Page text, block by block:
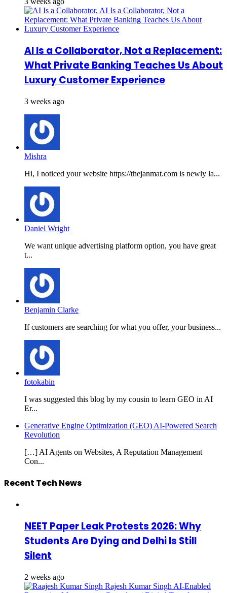
AI Is a Collaborator, Not a Replacement:
What Private Banking Teaches Us About
Luxury Customer Experience
3 weeks ago
Mishra
Hi, I noticed your website https://thejanmat.com is newly la...
Daniel Wright
We want unique advertising platform option, you have great
t...
Benjamin Clarke
If customers are searching for what you offer, your business...
fotokabin
I was suggested this blog by my cousin to learn GEO in AI
Er...
Generative Engine Optimization (GEO) AI-Powered Search
Revolution
[…] AI Agents on Websites, A Reputation Management
Con...
Recent Tech News
NEET Paper Leak Protests 2026: Why
Students Are Dying and Delhi Is Still
Silent
2 weeks ago